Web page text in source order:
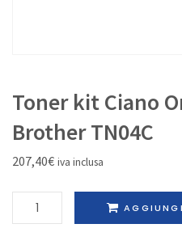
Toner kit Ciano
Brother TN04C
207,40€ iva inclusa
Toner
kit